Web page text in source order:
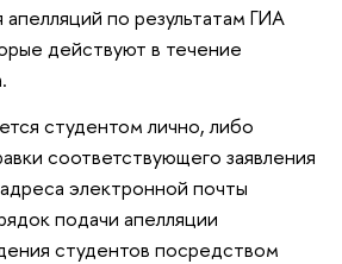
по результатам ГИА
действуют в течение
студентом лично, либо
соответствующего заявления
электронной почты
подачи апелляции
студентов посредством